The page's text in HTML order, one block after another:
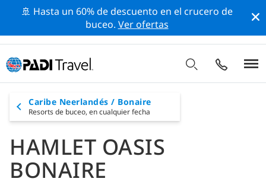
🚢 Hasta un 60% de descuento en el crucero de
buceo. Ver ofertas
Caribe Neerlandés / Bonaire
Resorts de buceo, en cualquier fecha
HAMLET OASIS
BONAIRE